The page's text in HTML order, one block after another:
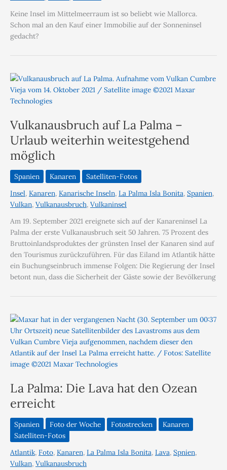
Keine Insel im Mittelmeerraum ist so beliebt wie Mallorca.
Schon mal an den Kauf einer Immobilie auf der Sonneninsel
gedacht?
Vulkanausbruch auf La Palma –
Urlaub weiterhin weitestgehend
möglich
Spanien Kanaren
Satelliten-Fotos
Insel, Kanaren, Kanarische Inseln, La Palma Isla Bonita, Spanien,
Vulkan, Vulkanausbruch, Vulkaninsel
Am 19. September 2021 ereignete sich auf der Kanareninsel La
Palma der erste Vulkanausbruch seit 50 Jahren. 75 Prozent des
Bruttoinlandsproduktes der grünsten Insel der Kanaren sind auf
den Tourismus zurückzuführen. Für das Eiland im Atlantik hätte
ein Buchungseinbruch immense Folgen: Die Regierung der Insel
betont nun, dass die Sicherheit der Gäste sowie der Bevölkerung
La Palma: Die Lava hat den Ozean
erreicht
Spanien Foto der Woche Fotostrecken
Kanaren
Satelliten-Fotos
Atlantik, Foto, Kanaren, La Palma Isla Bonita, Lava, Spnien,
Vulkan, Vulkanausbruch